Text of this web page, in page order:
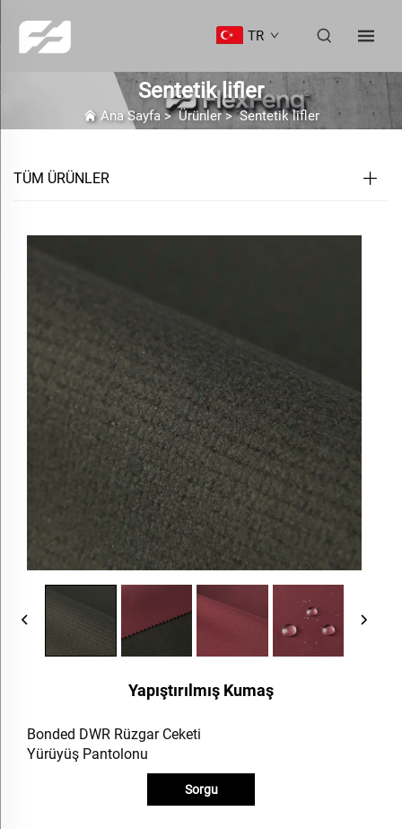
TR
Sentetik lifler
Ana Sayfa>Ürünler>Sentetik lifler
TÜM ÜRÜNLER
Yapıştırılmış Kumaş
Bonded DWR Rüzgar Ceketi
Yürüyüş Pantolonu
Sorgu